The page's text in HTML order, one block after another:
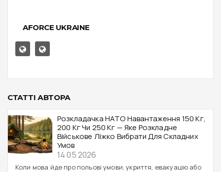
AFORCE UKRAINE
СТАТТІ АВТОРА
Розкладачка НАТО Навантаження 150 Кг,
200 Кг Чи 250 Кг — Яке Розкладне
Військове Ліжко Вибрати Для Складних
Умов
14 05 2026
Коли мова йде про польові умови, укриття, евакуацію або